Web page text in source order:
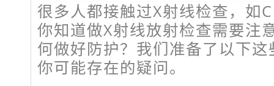
很多人都接触过X射线检查，如
你知道做X射线放射检查需要注
何做好防护？我们准备了以下
你可能存在的疑问。